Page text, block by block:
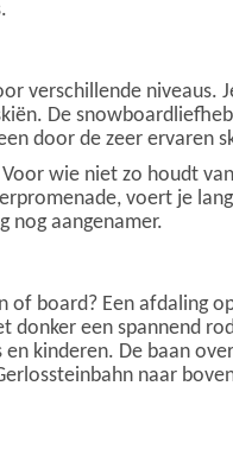
niveaus.
De
door de zeer ervaren
wie niet zo houdt
voert je
nog aangenamer.
board? Een afdaling
een spannend
kinderen. De baan
naar